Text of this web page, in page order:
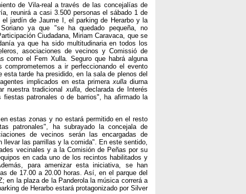
de Vila-real a través de las concejalías de
reunirá a casi 3.500 personas el sábado 1 de
jardín de Jaume I, el parking de Herarbo y la
ya que "se ha quedado pequeña, no
Ciudadana, Miriam Caravaca, que se
ya que ha sido multitudinaria en todos los
asociaciones de vecinos y Comissió de
como el Fem Xulla. Seguro que habrá alguna
a ir perfeccionando el evento
tarde ha presidido, en la sala de plenos del
implicados en esta primera xulla diurna
nuestra tradicional xulla, declarada de Interés
patronales o de barrios", ha afirmado la
estas zonas y no estará permitido en el resto
patronales", ha subrayado la concejala de
de vecinos serán las encargadas de
llevar las parrillas y la comida". En este sentido,
vecinales y a la Comisión de Peñas por su
en cada uno de los recintos habilitados y
para amenizar esta iniciativa, se han
de 17.00 a 20.00 horas. Así, en el parque del
en la plaza de la Panderola la música correrá a
de Herarbo estará protagonizado por Silver